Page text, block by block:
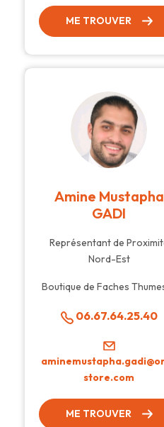
ME TROUVER
Amine Mustapha
GADI
Représentant de
Nord-Est
Boutique de Faches
06.67.64.25.40
store.com
ME TROUVER